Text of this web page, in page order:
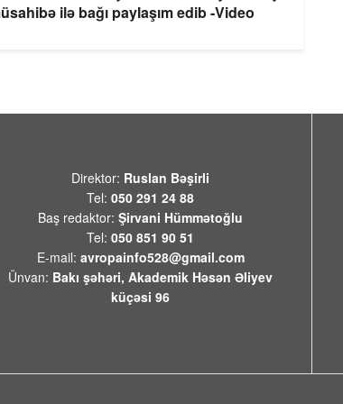
ilə bağı paylaşım edib -Video
Direktor: Ruslan Bəşirli
Tel: 050 291 24 88
Baş redaktor: Şirvani Hümmətoğlu
Tel: 050 851 90 51
E-mail: avropainfo528@gmail.com
Ünvan: Bakı şəhəri, Akademik Həsən Əliyev
küçəsi 96